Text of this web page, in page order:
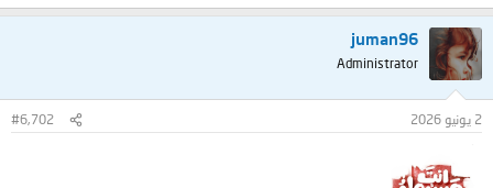
juman96
Administrator
2 يونيو 2026 #6,702